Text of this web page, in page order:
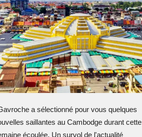
a sélectionné pour vous quelques
saillantes au Cambodge durant cette
écoulée. Un survol de l'actualité